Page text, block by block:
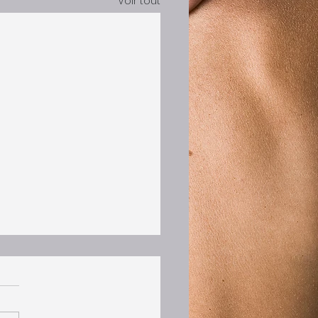
je reçois un SMS